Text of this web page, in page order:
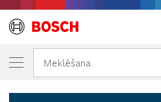
Meklēšana
... PRO Multi Material kausveida
JŪSU IZVĒLĒTAIS VARIANTS
PRO Multi Material
2 608 201 231